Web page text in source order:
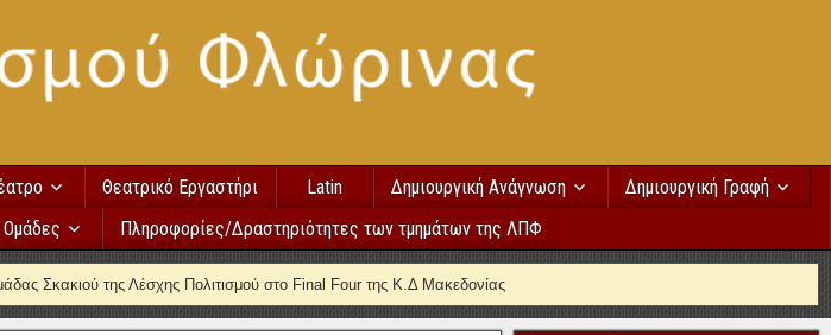
Θεατρικό Εργαστήρι Latin Δημιουργική Ανάγνωση
Δημιουργική Γραφή
Πληροφορίες/Δραστηριότητες των τμημάτων της ΛΠΦ
Σκακιού της Λέσχης Πολιτισμού στο Final Four της Κ.Δ Μακεδονίας